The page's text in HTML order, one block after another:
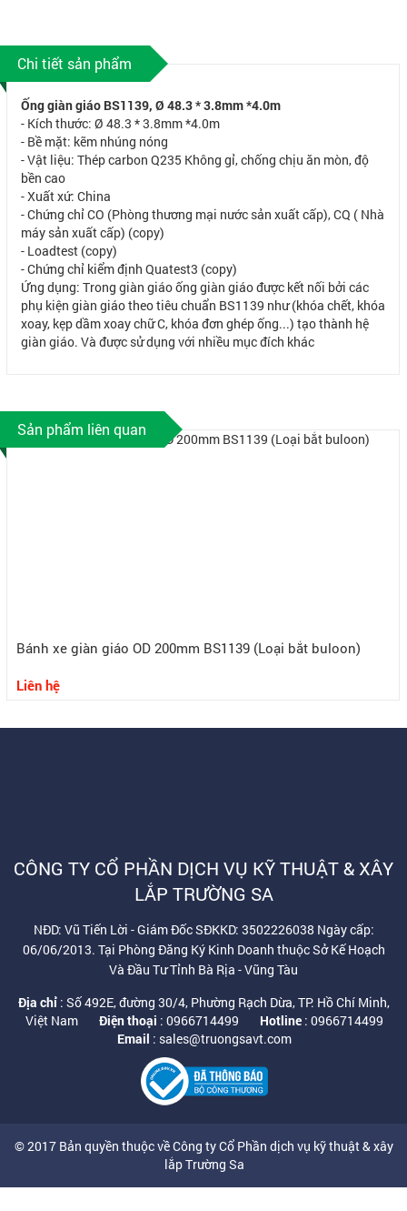
Chi tiết sản phẩm
Ống giàn giáo BS1139, Ø 48.3 * 3.8mm *4.0m
- Kích thước: Ø 48.3 * 3.8mm *4.0m
- Bề mặt: kẽm nhúng nóng
- Vật liệu: Thép carbon Q235 Không gỉ, chống chịu ăn mòn, độ
bền cao
- Xuất xứ: China
- Chứng chỉ CO (Phòng thương mại nước sản xuất cấp), CQ ( Nhà
máy sản xuất cấp) (copy)
- Loadtest (copy)
- Chứng chỉ kiểm định Quatest3 (copy)
Ứng dụng: Trong giàn giáo ống giàn giáo được kết nối bởi các
phụ kiện giàn giáo theo tiêu chuẩn BS1139 như (khóa chết, khóa
xoay, kẹp dầm xoay chữ C, khóa đơn ghép ống...) tạo thành hệ
giàn giáo. Và được sử dụng với nhiều mục đích khác
Sản phẩm liên quan
Bánh xe giàn giáo OD 200mm BS1139 (Loại bắt buloon)
Liên hệ
CÔNG TY CỔ PHẦN DỊCH VỤ KỸ THUẬT & XÂY
LẮP TRƯỜNG SA
NĐD: Vũ Tiến Lời - Giám Đốc SĐKKD: 3502226038 Ngày cấp:
06/06/2013. Tại Phòng Đăng Ký Kinh Doanh thuộc Sở Kế Hoạch
Và Đầu Tư Tỉnh Bà Rịa - Vũng Tàu
Địa chỉ : Số 492E, đường 30/4, Phường Rạch Dừa, TP. Hồ Chí Minh,
Việt Nam
Điện thoại : 0966714499 Hotline: 0966714499
Email : sales@truongsavt.com
© 2017 Bản quyền thuộc về Công ty Cổ Phần dịch vụ kỹ thuật & xây
lắp Trường Sa